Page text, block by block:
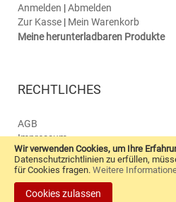
Wir verwenden Cookies, um Ihre
Datenschutzrichtlinien zu erfüllen,
für Cookies fragen. Weitere
Cookies zulassen
Anmelden |Abmelden
Zur Kasse | Mein Warenkorb
Meine herunterladbaren Produkte
RECHTLICHES
AGB
Impressum
Datenschutz
Kontaktformular